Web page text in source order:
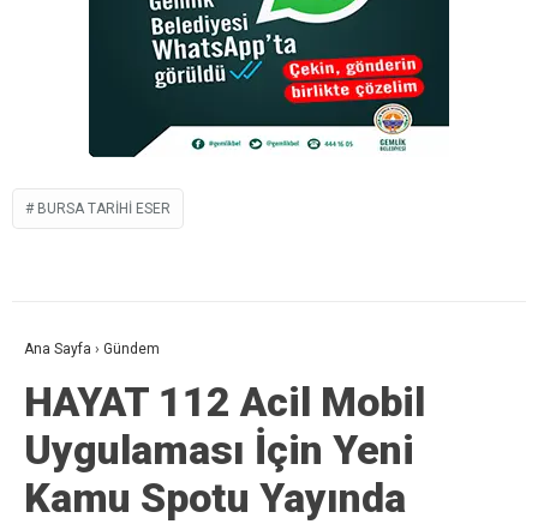
BURSA TARIHI ESER
Ana Sayfa › Gündem
HAYAT 112 Acil Mobil
Uygulaması İçin Yeni
Kamu Spotu Yayında